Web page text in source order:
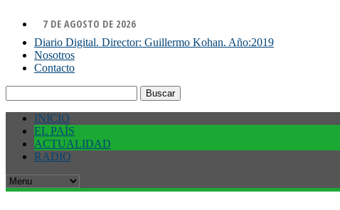
7 DE AGOSTO DE 2026
Diario Digital. Director: Guillermo Kohan. Año:2019
Nosotros
Contacto
INICIO
EL PAÍS
ACTUALIDAD
RADIO